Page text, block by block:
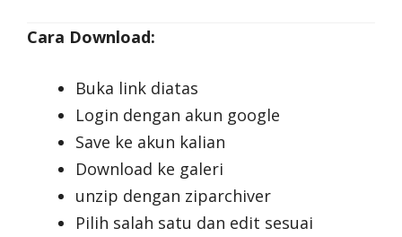
Cara Download:
Buka link diatas
Login dengan akun google
Save ke akun kalian
Download ke galeri
unzip dengan ziparchiver
Pilih salah satu dan edit sesuai